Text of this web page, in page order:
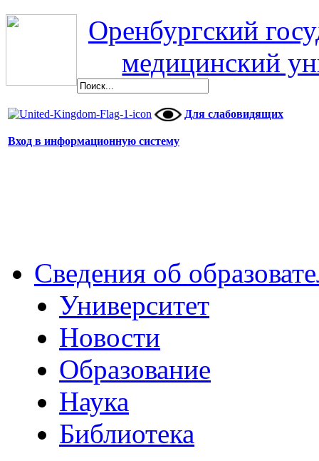
Оренбургский
медицинский
Для слабовидящих
Вход в информационную систему
Сведения об
Университет
Новости
Образование
Наука
Библиотека